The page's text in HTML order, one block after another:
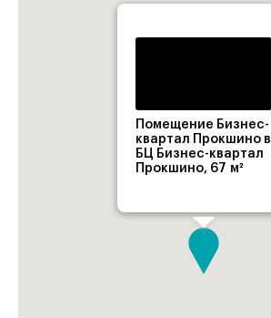
Помещение Бизнес-
квартал Прокшино в
БЦ Бизнес-квартал
Прокшино, 67 м²